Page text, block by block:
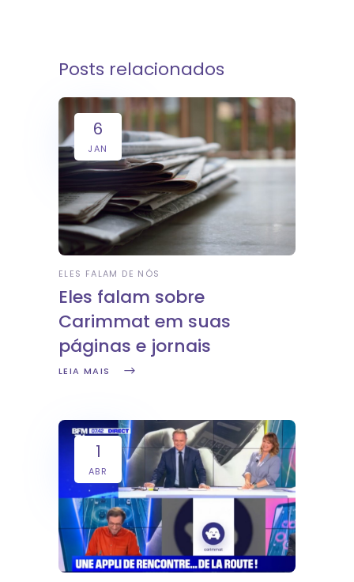
Posts relacionados
6
JAN
ELES FALAM DE NÓS
Eles falam sobre
Carimmat em suas
páginas e jornais
LEIA MAIS
1
ABR